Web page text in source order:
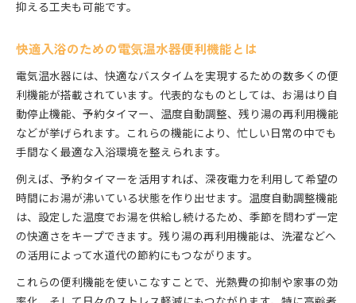
抑える工夫も可能です。
快適入浴のための電気温水器便利機能とは
電気温水器には、快適なバスタイムを実現するための数多くの便
利機能が搭載されています。代表的なものとしては、お湯はり自
動停止機能、予約タイマー、温度自動調整、残り湯の再利用機能
などが挙げられます。これらの機能により、忙しい日常の中でも
手間なく最適な入浴環境を整えられます。
例えば、予約タイマーを活用すれば、深夜電力を利用して希望の
時間にお湯が沸いている状態を作り出せます。温度自動調整機能
は、設定した温度でお湯を供給し続けるため、季節を問わず一定
の快適さをキープできます。残り湯の再利用機能は、洗濯などへ
の活用によって水道代の節約にもつながります。
これらの便利機能を使いこなすことで、光熱費の抑制や家事の効